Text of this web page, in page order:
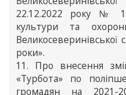
22.12.2022 року №
культури та
Великосеверинівської
роки».
11. Про внесення
«Турбота» по
громадян на 2021-